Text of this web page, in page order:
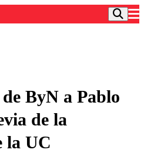
TV
ByN a Pablo
de la
la UC